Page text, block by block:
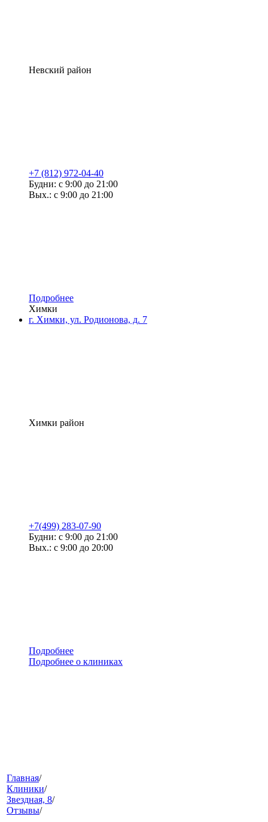
Невский район
+7 (812) 972-04-40
Будни: с 9:00 до 21:00
Вых.: с 9:00 до 21:00
Подробнее
Химки
г. Химки, ул. Родионова, д. 7
Химки район
+7(499) 283-07-90
Будни: с 9:00 до 21:00
Вых.: с 9:00 до 20:00
Подробнее
Подробнее о клиниках
меню
Главная/
Клиники/
Звездная, 8/
Отзывы/